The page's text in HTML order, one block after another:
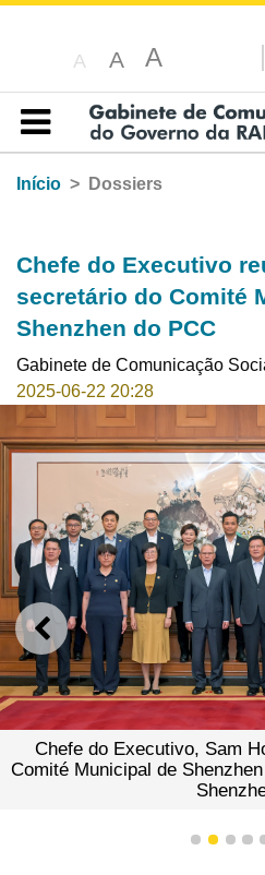
A A A
Índice
Início
Dossiers
Chefe do Executivo
secretário do Comité
Shenzhen do PCC
Gabinete de Comunicação
2025-06-22 20:28
ANTERIOR
do Executivo, Sam Hou Fai, o
de Shenzhen do PCC,
Shenzhen.
1 2 3 4